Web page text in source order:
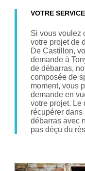
VOTRE
Si vous voulez
votre projet de
De Castillon,
demande à
de débarras,
composée de
moment, vous
demande en
votre projet. Le
récupérer
débarras avec
pas déçu du